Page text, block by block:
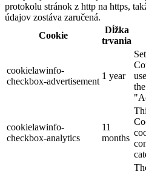
protokolu stránok z http na https,
údajov zostáva zaručená.
Cookie
Dĺžka
trvania
cookielawinfo-
checkbox-advertisement
1 year
cookielawinfo-
checkbox-analytics
11
months